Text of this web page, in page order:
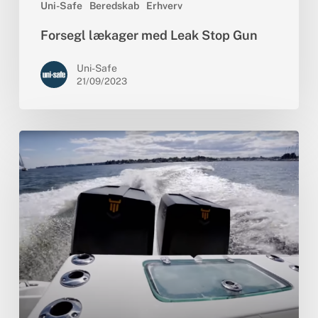
Uni-Safe Beredskab Erhverv
Forsegl lækager med Leak Stop Gun
Uni-Safe
21/09/2023
Ny
hybrid
fra
OXE
Marine